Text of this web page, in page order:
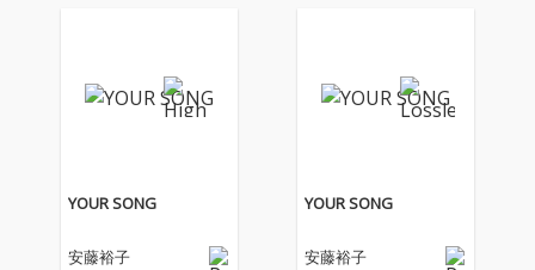
YOUR SONG
安藤裕子
YOUR SONG
安藤裕子